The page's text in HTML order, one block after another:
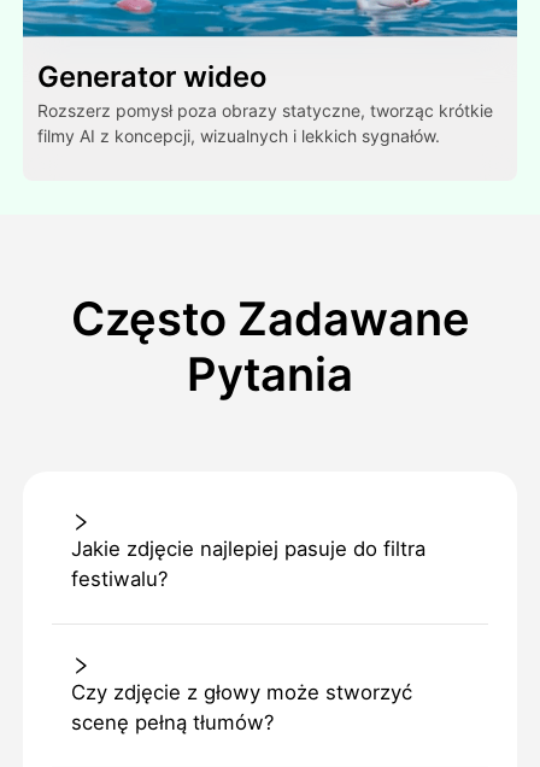
Generator wideo
Rozszerz pomysł poza obrazy statyczne, tworząc krótkie
filmy AI z koncepcji, wizualnych i lekkich sygnałów.
Często Zadawane
Pytania
Jakie zdjęcie najlepiej pasuje do filtra
festiwalu?
Czy zdjęcie z głowy może stworzyć
scenę pełną tłumów?